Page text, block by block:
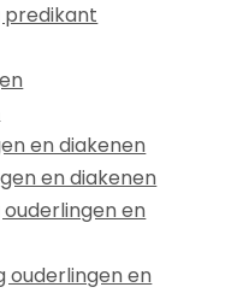
predikant
en diakenen
en diakenen
en
ouderlingen en